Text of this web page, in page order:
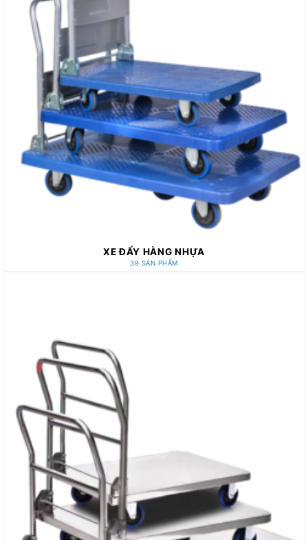
XE ĐẨY HÀNG NHỰA
39 SẢN PHẨM